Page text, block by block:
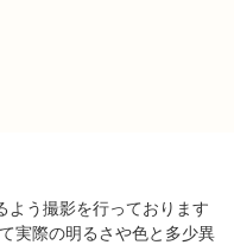
よう撮影を行っております
実際の明るさや色と多少異